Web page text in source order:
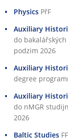
Physics PřF
Auxiliary
do
podzim 2026
Auxiliary
degree
Auxiliary
do nMGR
2026
Baltic Studies FF